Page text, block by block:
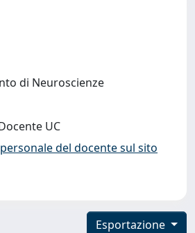
di Neuroscienze
UC
del docente sul sito
Esportazione